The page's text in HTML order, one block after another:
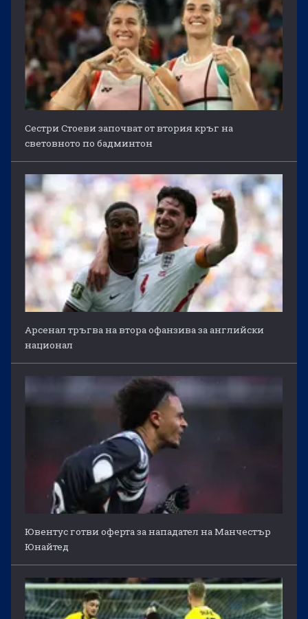
Сестри Стоеви започват от втория кръг на
световното по бадминтон
Арсенал тръгва на втора офанзива за английски
национал
Ювентус готви оферта за нападател на Манчестър
Юнайтед